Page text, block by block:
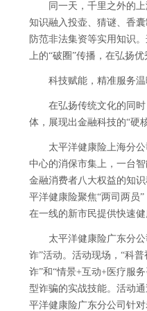
同一天，千里之外的
知识融入投壶、猜谜、香
防范非法集资等实用知识
上的“破圈”传播，在弘扬
科技赋能，精准服务
在弘扬传统文化的同
体，展现出金融科技的“硬
太平洋健康险上海分
中心的消保市集上，一台
金融消费者八大权益的知
平洋健康险聚焦“两司两员
在一线的新市民提供快速健
太平洋健康险广东分
诈”活动。活动现场，“科
诈”和“情景+互动+医疗服
型诈骗的实战技能。活动
平洋健康险广东分公司针